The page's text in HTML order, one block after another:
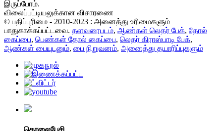
இருப்போம்.
விலைப்பட்டியலுக்கான விசாரணை
© பதிப்புரிமை - 2010-2023 : அனைத்து உரிமைகளும்
பாதுகாக்கப்பட்டவை. தளவரைபடம், ஆண்கள் லெதர் பேக், தோல்
கைப்பை, பெண்கள் தோல் கைப்பை, லெதர் கிராஸ்பாடி பேக்,
ஆண்கள் பையுடனும், பை நிறுவனம், அனைத்து தயாரிப்புகளும்
தொலைபேசி